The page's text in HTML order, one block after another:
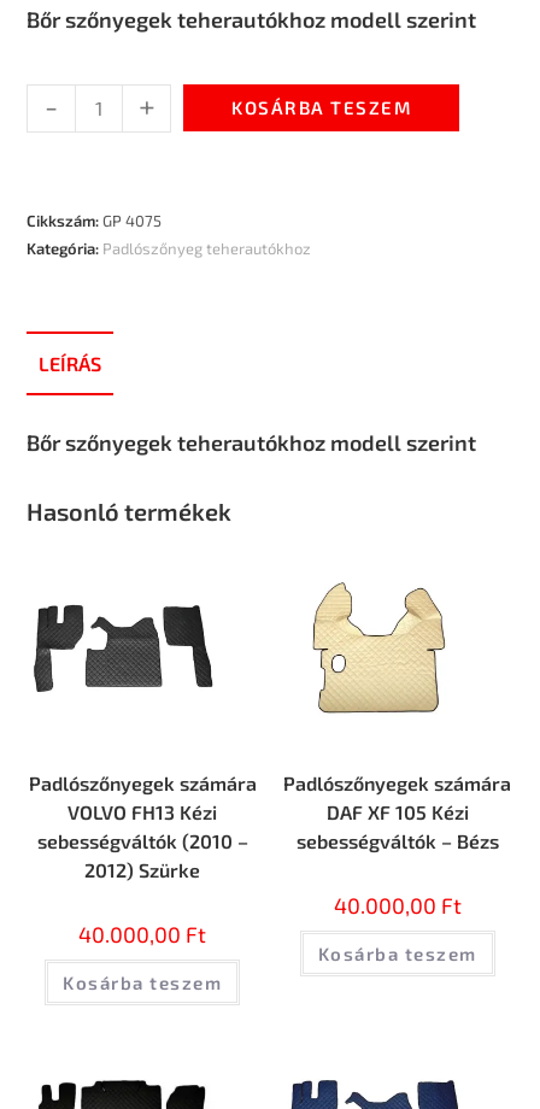
Bőr szőnyegek teherautókhoz modell szerint
- + KOSÁRBA TESZEM
Cikkszám:GP 4075
Kategória: Padlószőnyeg teherautókhoz
LEÍRÁS
Bőr szőnyegek teherautókhoz modell szerint
Hasonló termékek
Padlószőnyegek számára
VOLVO FH13 Kézi
sebességváltók (2010 –
2012) Szürke
40.000,00 Ft
Kosárba teszem
Padlószőnyegek számára
DAF XF 105 Kézi
sebességváltók – Bézs
40.000,00 Ft
Kosárba teszem